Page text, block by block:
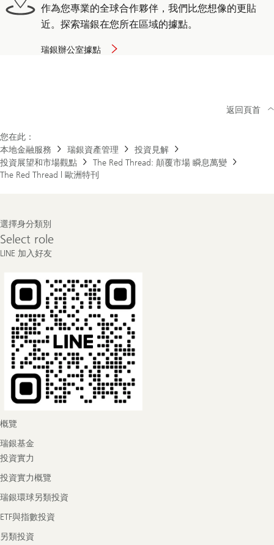
作為您專業的全球合作夥伴，我們比您想像的更貼
近。探索瑞銀在您所在區域的據點。
瑞銀辦公室據點
您在此：
本地金融服務
瑞銀資產管理
投資見解
投資展望和市場觀點
The Red Thread: 顛覆市場 瞬息萬變
The Red Thread | 歐洲特刊
返回頁首
Footer
Navigation
選擇身分類別
Select
role
Select role
LINE 加入好友
概覽
瑞銀基金
投資實力
投資實力概覽
瑞銀環球另類投資
ETF與指數投資
另類投資